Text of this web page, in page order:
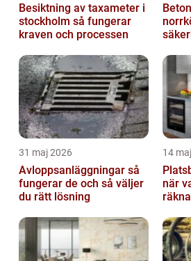
Besiktning av taxameter i
stockholm så fungerar
kraven och processen
31 maj 2026
Avloppsanläggningar så
fungerar de och så väljer
du rätt lösning
14
när